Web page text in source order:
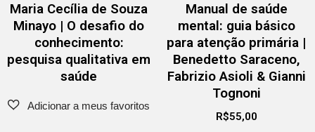
Maria Cecília de Souza
Minayo | O desafio do
conhecimento:
pesquisa qualitativa em
saúde
Manual de saúde
mental: guia básico
para atenção primária |
Benedetto Saraceno,
Fabrizio Asioli & Gianni
Tognoni
R$55,00